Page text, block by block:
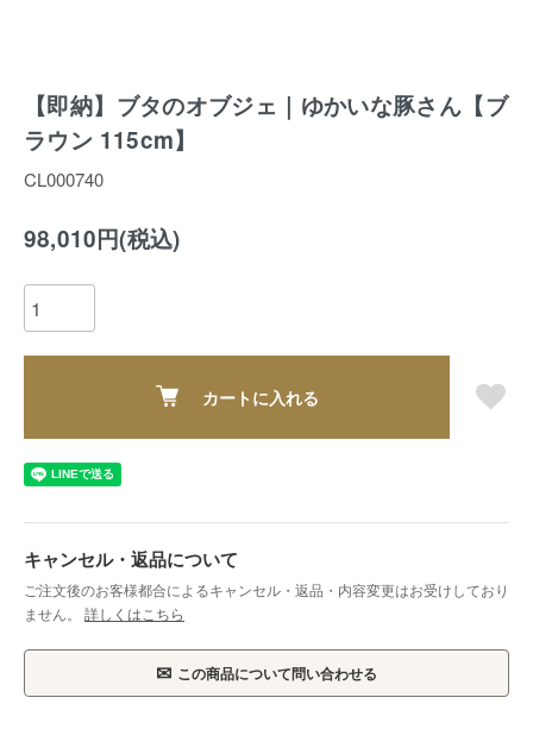
【即納】ブタのオブジェ｜ゆかいな豚さん【ブ
ラウン 115cm】
CL000740
98,010円(税込)
カートに入れる
キャンセル・返品について
ご注文後のお客様都合によるキャンセル・返品・内容変更はお受けしており
ません。 詳しくはこちら
✉ この商品について問い合わせる